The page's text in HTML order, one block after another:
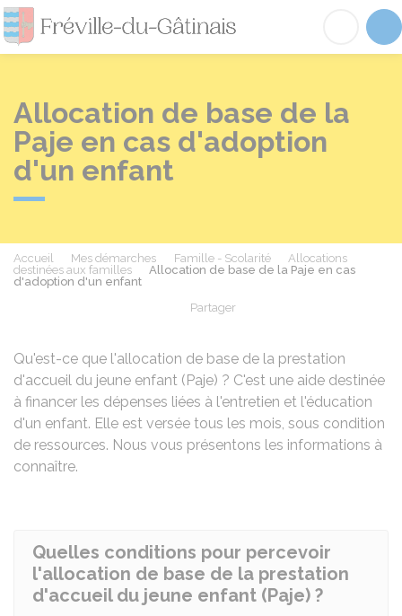
Fréville-du-
Allocation de base de la
Paje en cas d'adoption
d'un enfant
Accueil Mes démarches Famille - Scolarité
Allocations
destinées aux familles
Allocation de base de la Paje en cas
d'adoption d'un enfant
Partager
Qu'est-ce que l'allocation de base de la prestation
d'accueil du jeune enfant (Paje) ? C'est une aide destinée
à financer les dépenses liées à l'entretien et l'éducation
d'un enfant. Elle est versée tous les mois, sous condition
de ressources. Nous vous présentons les informations à
connaître.
Quelles conditions pour percevoir
l'allocation de base de la prestation
d'accueil du jeune enfant (Paje) ?